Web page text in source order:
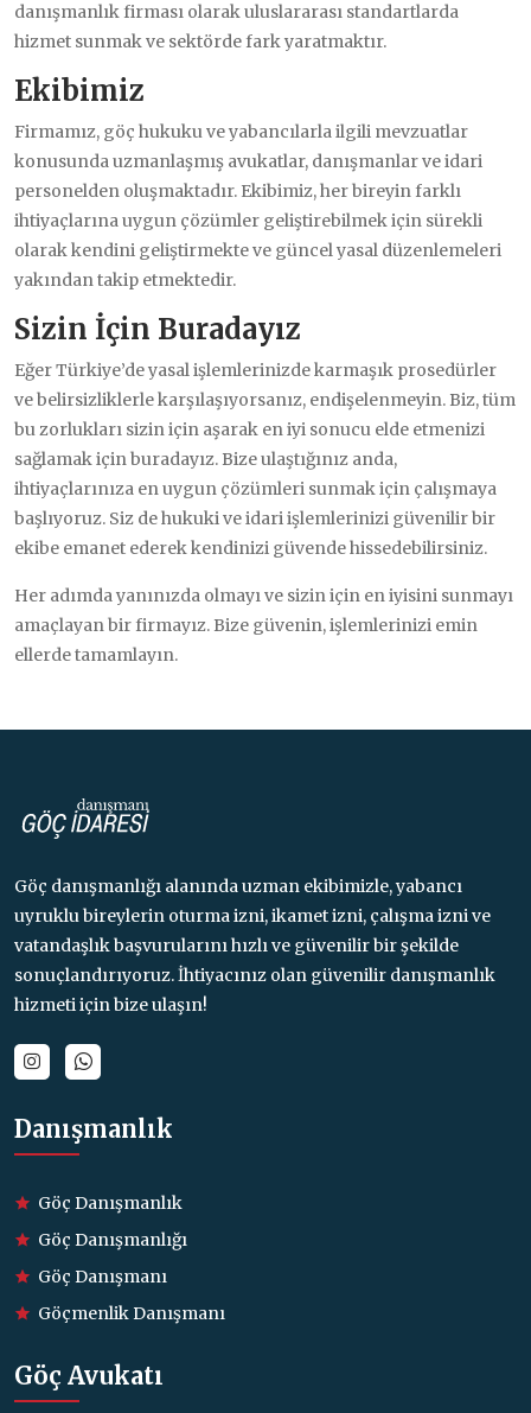
danışmanlık firması olarak uluslararası standartlarda
hizmet sunmak ve sektörde fark yaratmaktır.
Ekibimiz
Firmamız, göç hukuku ve yabancılarla ilgili mevzuatlar
konusunda uzmanlaşmış avukatlar, danışmanlar ve idari
personelden oluşmaktadır. Ekibimiz, her bireyin farklı
ihtiyaçlarına uygun çözümler geliştirebilmek için sürekli
olarak kendini geliştirmekte ve güncel yasal düzenlemeleri
yakından takip etmektedir.
Sizin İçin Buradayız
Eğer Türkiye’de yasal işlemlerinizde karmaşık prosedürler
ve belirsizliklerle karşılaşıyorsanız, endişelenmeyin. Biz, tüm
bu zorlukları sizin için aşarak en iyi sonucu elde etmenizi
sağlamak için buradayız. Bize ulaştığınız anda,
ihtiyaçlarınıza en uygun çözümleri sunmak için çalışmaya
başlıyoruz. Siz de hukuki ve idari işlemlerinizi güvenilir bir
ekibe emanet ederek kendinizi güvende hissedebilirsiniz.
Her adımda yanınızda olmayı ve sizin için en iyisini sunmayı
amaçlayan bir firmayız. Bize güvenin, işlemlerinizi emin
ellerde tamamlayın.
Göç danışmanlığı alanında uzman ekibimizle, yabancı
uyruklu bireylerin oturma izni, ikamet izni, çalışma izni ve
vatandaşlık başvurularını hızlı ve güvenilir bir şekilde
sonuçlandırıyoruz. İhtiyacınız olan güvenilir danışmanlık
hizmeti için bize ulaşın!
Danışmanlık
Göç Danışmanlık
Göç Danışmanlığı
Göç Danışmanı
Göçmenlik Danışmanı
Göç Avukatı